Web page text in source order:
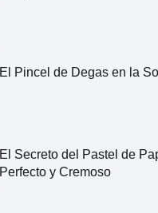
El Pincel de Degas en la
El Secreto del Pastel de
Perfecto y Cremoso